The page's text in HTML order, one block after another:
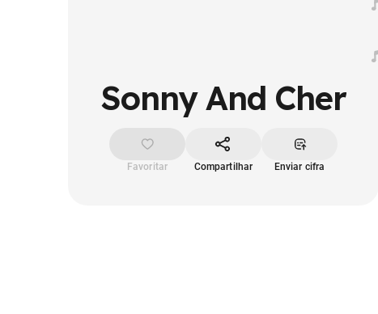
Sonny And Cher
Favoritar Compartilhar Enviar cifra